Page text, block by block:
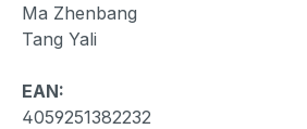
Ma Zhenbang
Tang Yali
EAN:
4059251382232